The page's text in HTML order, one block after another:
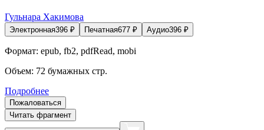
Гульнара Хакимова
Электронная396 ₽ Печатная677 ₽ Аудио396 ₽
Формат: epub, fb2, pdfRead, mobi
Объем: 72 бумажных стр.
Подробнее
Пожаловаться
Читать фрагмент